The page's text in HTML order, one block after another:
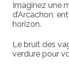
Imaginez une
d’Arcachon,
horizon.
Le bruit des
verdure pour